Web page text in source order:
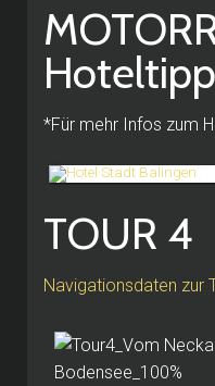
Hoteltipp
*Für mehr Infos zum
TOUR 4
Navigationsdaten zur